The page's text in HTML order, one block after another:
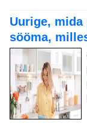
Uurige, mida
sööma,